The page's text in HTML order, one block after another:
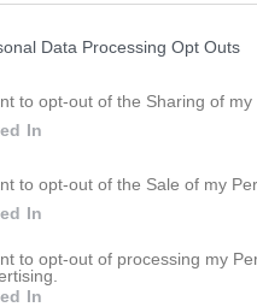
Data Processing Opt Outs
to opt-out of the Sharing of my
In
to opt-out of the Sale of my
In
to opt-out of processing my
In